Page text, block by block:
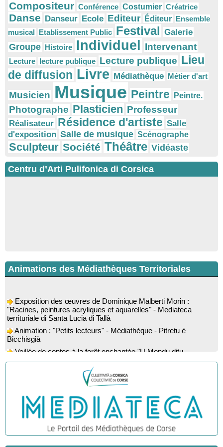
Compositeur Conférence Costumier Créatrice
Danse Danseur Ecole Editeur Éditeur Ensemble
musical Etablissement Public Festival Galerie
Groupe Histoire Individuel Intervenant
Lecture lecture publique Lecture publique Lieu
de diffusion Livre Médiathèque Métier d'art
Musicien Musique Peintre Peintre.
Photographe Plasticien Professeur
Réalisateur Résidence d'artiste Salle
d'exposition Salle de musique Scénographe
Sculpteur Société Théâtre Vidéaste
Centru d’Arti Pulifonica di Corsica
Animations des Médiathèques Territoriales
"Racines, peintures acryliques et aquarelles" - Mediateca
territuriale di Santa Lucia di Tallà
Bicchisgià
Colloque : "Taravu : terre de patrimoines", Regards sur le
patrimoine religieux, roman, thermal et littéraire - Spaziu Jean-
Marc Fiamma - A Sarra di Farru
Spectacle musical : "Viaghju in Corsica cù Regina & Bruno",
hommage au duo mythique de la chanson corse interprété par
Marie-Elsa Picciocchi (chant), Marc’Antò Belgodere (chant et
Lecture musicale : "Frida par les mots" proposée par la